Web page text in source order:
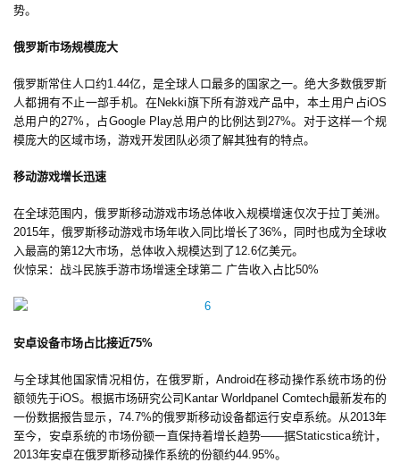
首
游
茶
原
创
戏
界
手
机
势。
俄罗斯市场规模庞大
俄罗斯常住人口约1.44亿，是全球人口最多的国家之一。绝大多数俄罗斯
人都拥有不止一部手机。在Nekki旗下所有游戏产品中，本土用户占iOS
总用户的27%，占Google Play总用户的比例达到27%。对于这样一个规
模庞大的区域市场，游戏开发团队必须了解其独有的特点。
移动游戏增长迅速
在全球范围内，俄罗斯移动游戏市场总体收入规模增速仅次于拉丁美洲。
2015年，俄罗斯移动游戏市场年收入同比增长了36%，同时也成为全球收
入最高的第12大市场，总体收入规模达到了12.6亿美元。
伙惊呆：战斗民族手游市场增速全球第二 广告收入占比50%
安卓设备市场占比接近75%
与全球其他国家情况相仿，在俄罗斯，Android在移动操作系统市场的份
额领先于iOS。根据市场研究公司Kantar Worldpanel Comtech最新发布的
一份数据报告显示，74.7%的俄罗斯移动设备都运行安卓系统。从2013年
至今，安卓系统的市场份额一直保持着增长趋势——据Staticstica统计，
2013年安卓在俄罗斯移动操作系统的份额约44.95%。